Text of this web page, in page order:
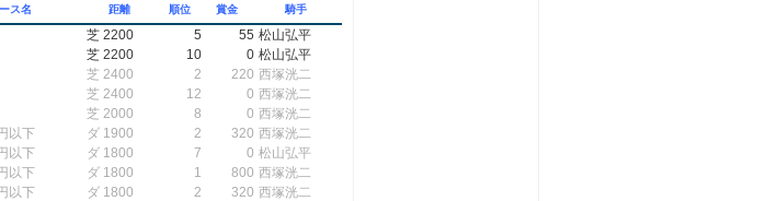
ス名 距離 順位 賞金 騎手
芝 2200 5 55 松山弘平
芝 2200 10 0 松山弘平
芝 2400 2 220 西塚洸二
芝 2400 12 0 西塚洸二
芝 2000 8 0 西塚洸二
以下 ダ 1900 2 320 西塚洸二
以下 ダ 1800 7 0 松山弘平
以下 ダ 1800 1 800 西塚洸二
以下 ダ 1800 2 320 西塚洸二